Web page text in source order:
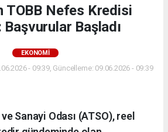
TOBB Nefes Kredisi
Başvurular Başladı
EKONOMI
- 09:39, Güncelleme: 09.06.2026 - 09:39
Sanayi Odası (ATSO), reel